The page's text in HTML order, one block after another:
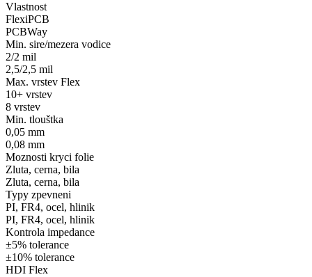
Vlastnost
FlexiPCB
PCBWay
Min. sire/mezera vodice
2/2 mil
2,5/2,5 mil
Max. vrstev Flex
10+ vrstev
8 vrstev
Min. tlouštka
0,05 mm
0,08 mm
Moznosti kryci folie
Zluta, cerna, bila
Zluta, cerna, bila
Typy zpevneni
PI, FR4, ocel, hlinik
PI, FR4, ocel, hlinik
Kontrola impedance
±5% tolerance
±10% tolerance
HDI Flex